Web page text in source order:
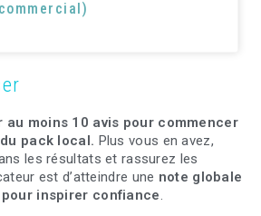
au moins 10 avis pour commencer
pack local. Plus vous en avez,
les résultats et rassurez les
est d’atteindre une note globale
pour inspirer confiance.